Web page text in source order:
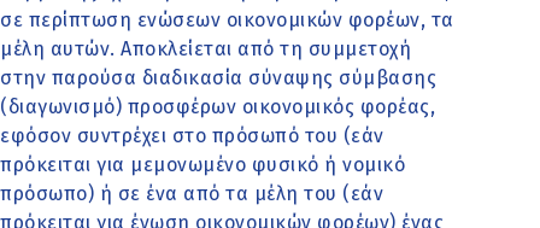
σε περίπτωση ενώσεων οικονομικών φορέων, τα
μέλη αυτών. Αποκλείεται από τη συμμετοχή
στην παρούσα διαδικασία σύναψης σύμβασης
(διαγωνισμό) προσφέρων οικονομικός φορέας,
εφόσον συντρέχει στο πρόσωπό του (εάν
πρόκειται για μεμονωμένο φυσικό ή νομικό
πρόσωπο) ή σε ένα από τα μέλη του (εάν
πρόκειται για ένωση οικονομικών φορέων) ένας